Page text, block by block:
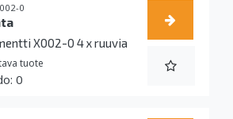
0
X002-0 4 x ruuvia
tuote
0